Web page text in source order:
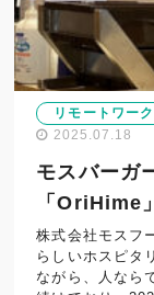
リモートワーク
2025.07.18
モスバーガ
「OriHime
株式会社モスフ
らしいホスピタ
ながら、人なら